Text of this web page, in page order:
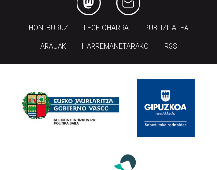
HONI BURUZ LEGE OHARRA PUBLIZITATEA
ARAUAK HARREMANETARAKO RSS